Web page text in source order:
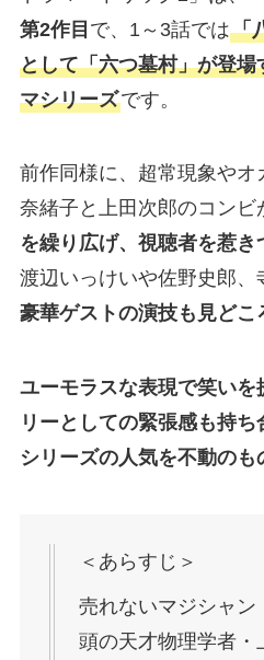
第2作目 で、1～3話では「
として「六つ墓村」が登
マシリーズです。
前作同様に、超常現象やオ
奈緒子と上田次郎のコンビ
を繰り広げ、視聴者を惹き
渡辺いっけいや佐野史郎
豪華ゲストの演技も見どこ
ユーモラスな表現で笑い
リーとしての緊張感も持ち
シリーズの人気を不動のも
＜あらすじ＞
売れないマジシャン
頭の天才物理学者・